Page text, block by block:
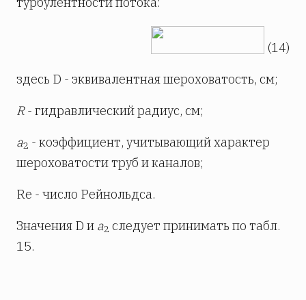
(14)
здесь D - эквивалентная шероховатость, см;
R- гидравлический радиус, см;
a2 - коэффициент, учитывающий характер
шероховатости труб и каналов;
Re - число Рейнольдса.
Значения D и а2 следует принимать по табл.
15.